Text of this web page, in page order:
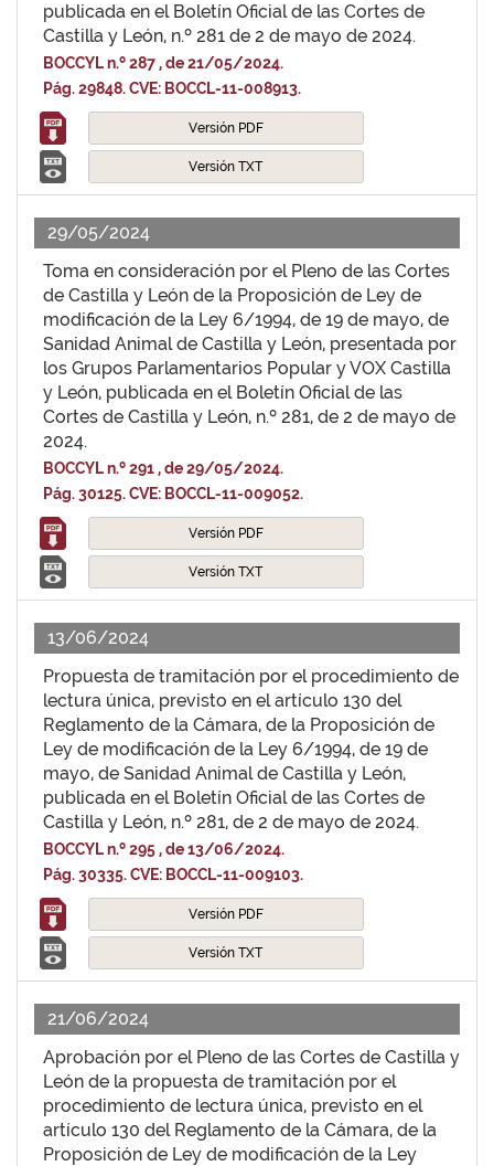
publicada en el Boletín Oficial de las Cortes de
Castilla y León, n.º 281 de 2 de mayo de 2024.
BOCCYL n.º 287 , de 21/05/2024.
Pág. 29848. CVE: BOCCL-11-008913.
Versión PDF
Versión TXT
29/05/2024
Toma en consideración por el Pleno de las Cortes
de Castilla y León de la Proposición de Ley de
modificación de la Ley 6/1994, de 19 de mayo, de
Sanidad Animal de Castilla y León, presentada por
los Grupos Parlamentarios Popular y VOX Castilla
y León, publicada en el Boletín Oficial de las
Cortes de Castilla y León, n.º 281, de 2 de mayo de
2024.
BOCCYL n.º 291 , de 29/05/2024.
Pág. 30125. CVE: BOCCL-11-009052.
Versión PDF
Versión TXT
13/06/2024
Propuesta de tramitación por el procedimiento de
lectura única, previsto en el artículo 130 del
Reglamento de la Cámara, de la Proposición de
Ley de modificación de la Ley 6/1994, de 19 de
mayo, de Sanidad Animal de Castilla y León,
publicada en el Boletín Oficial de las Cortes de
Castilla y León, n.º 281, de 2 de mayo de 2024.
BOCCYL n.º 295 , de 13/06/2024.
Pág. 30335. CVE: BOCCL-11-009103.
Versión PDF
Versión TXT
21/06/2024
Aprobación por el Pleno de las Cortes de Castilla y
León de la propuesta de tramitación por el
procedimiento de lectura única, previsto en el
artículo 130 del Reglamento de la Cámara, de la
Proposición de Ley de modificación de la Ley